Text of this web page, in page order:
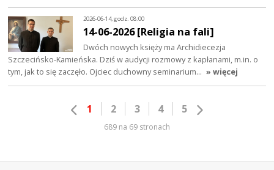
2026-06-14, godz. 08:00
14-06-2026 [Religia na fali]
Dwóch nowych księży ma Archidiecezja
Szczecińsko-Kamieńska. Dziś w audycji rozmowy z kapłanami, m.in. o
tym, jak to się zaczęło. Ojciec duchowny seminarium… » więcej
1 2 3 4 5
689 na 69 stronach